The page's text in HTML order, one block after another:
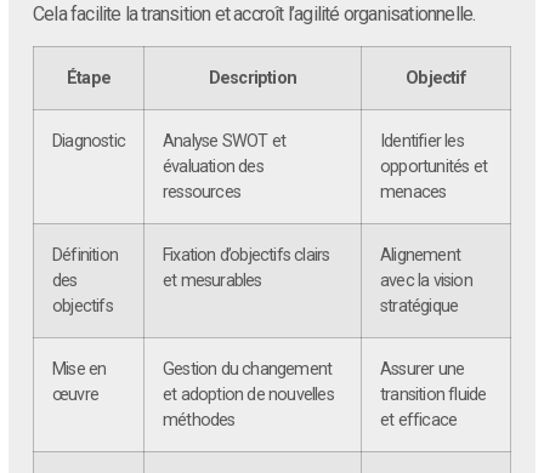
Cela facilite la transition et accroît l’agilité organisationnelle.
Étape Description Objectif
Diagnostic
Analyse SWOT et
évaluation des
ressources
Identifier les
opportunités et
menaces
Définition
des
objectifs
Fixation d’objectifs clairs
et mesurables
Alignement
avec la vision
stratégique
Mise en
œuvre
Gestion du changement
et adoption de nouvelles
méthodes
Assurer une
transition fluide
et efficace